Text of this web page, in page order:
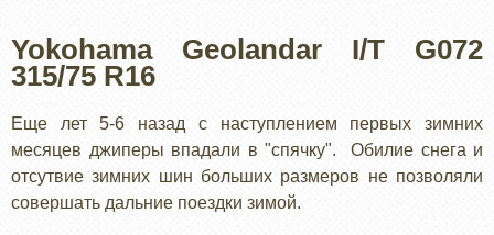
Yokohama Geolandar I/T G072
315/75 R16
Еще лет 5-6 назад с наступлением первых зимних
месяцев джиперы впадали в "спячку". Обилие снега и
отсутвие зимних шин больших размеров не позволяли
совершать дальние поездки зимой.